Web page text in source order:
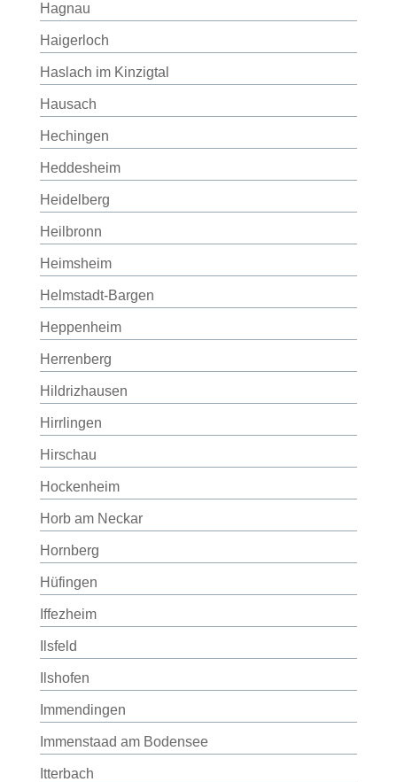
Hagnau
Haigerloch
Haslach im Kinzigtal
Hausach
Hechingen
Heddesheim
Heidelberg
Heilbronn
Heimsheim
Helmstadt-Bargen
Heppenheim
Herrenberg
Hildrizhausen
Hirrlingen
Hirschau
Hockenheim
Horb am Neckar
Hornberg
Hüfingen
Iffezheim
Ilsfeld
Ilshofen
Immendingen
Immenstaad am Bodensee
Itterbach